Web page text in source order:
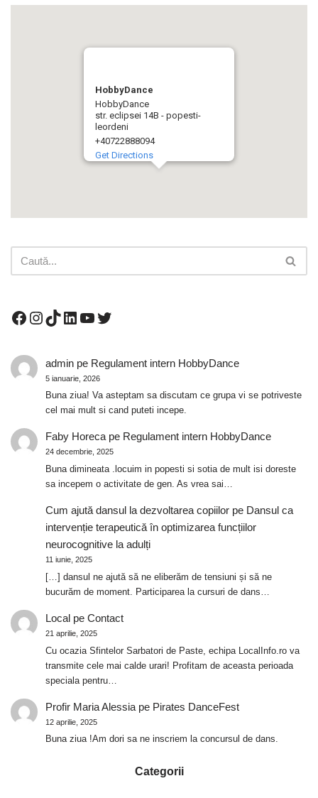
HobbyDance
HobbyDance
str. eclipsei 14B - popesti-
leordeni
+40722888094
Get Directions
adminpe Regulament intern HobbyDance
5 ianuarie, 2026
Buna ziua! Va asteptam sa discutam ce grupa vi se potriveste
cel mai mult si cand puteti incepe.
Faby Horecape Regulament intern HobbyDance
24 decembrie, 2025
Buna dimineata .locuim in popesti si sotia de mult isi doreste
sa incepem o activitate de gen. As vrea sai…
Cum ajută dansul la dezvoltarea copiilorpe Dansul ca
intervenție terapeutică în optimizarea funcțiilor
neurocognitive la adulți
11 iunie, 2025
[…] dansul ne ajută să ne eliberăm de tensiuni și să ne
bucurăm de moment. Participarea la cursuri de dans…
Localpe Contact
21 aprilie, 2025
Cu ocazia Sfintelor Sarbatori de Paste, echipa LocalInfo.ro va
transmite cele mai calde urari! Profitam de aceasta perioada
speciala pentru…
Profir Maria Alessiape Pirates DanceFest
12 aprilie, 2025
Buna ziua !Am dori sa ne inscriem la concursul de dans.
Categorii